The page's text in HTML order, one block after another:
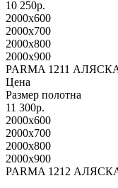
10 250р.
2000x600
2000x700
2000x800
2000x900
PARMA 1211
Цена
Размер полотна
11 300р.
2000x600
2000x700
2000x800
2000x900
PARMA 1212